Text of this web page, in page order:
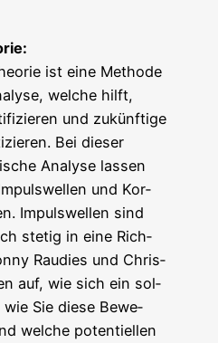
ist eine Metho­de
wel­che hilft,
und zukünf­ti­ge
Bei die­ser
Ana­ly­se las­sen
und Kor­
Impuls­wel­len sind
ste­tig in eine Rich­
Rau­dies und Chris­
auf, wie sich ein sol­
Sie die­se Bewe­
wel­che poten­ti­el­len